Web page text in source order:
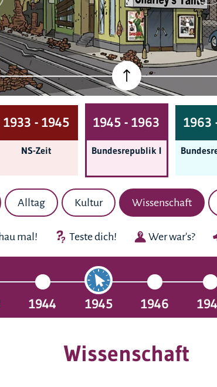
1933 - 1945
NS-Zeit
1945 - 1963
Bundes­republik I
1963
Alltag Kultur Wissenschaft
mal! Teste dich! Wer war's?
1944 1945 1946
Wissenschaft